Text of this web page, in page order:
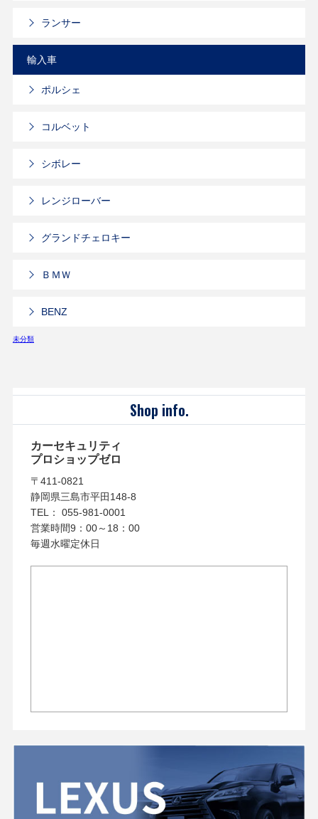
ランサー
輸入車
ポルシェ
コルベット
シボレー
レンジローバー
グランドチェロキー
ＢＭＷ
BENZ
未分類
Shop info.
カーセキュリティ
プロショップゼロ
〒411-0821
静岡県三島市平田148-8
TEL： 055-981-0001
営業時間9：00～18：00
毎週水曜定休日